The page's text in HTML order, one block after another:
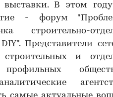
В этом
- форум
строительно-
Представители
и